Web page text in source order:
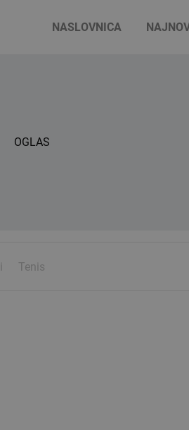
NASLOVNICA
OGLAS
Tenis